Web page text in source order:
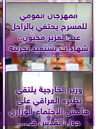
المهرجان القومي
للمسرح يحتفي بالراحل
عبد العزيز مخيون..
شهادات تستعيد تجربته
الرائدة...
وزير الخارجية يلتقي
نظيره العراقي على
هامش الاجتماع الوزاري
حول القدس في...